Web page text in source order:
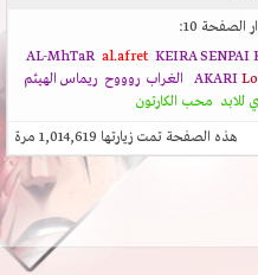
الصفحة 10:
AL-MhTaR
al.afret KEIRA SENPAI
AKARI
الغراب روووح
ريماس الهيثم
للابد
محب الكارتون
هذه الصفحة تمت زيارتها1,014,619مرة